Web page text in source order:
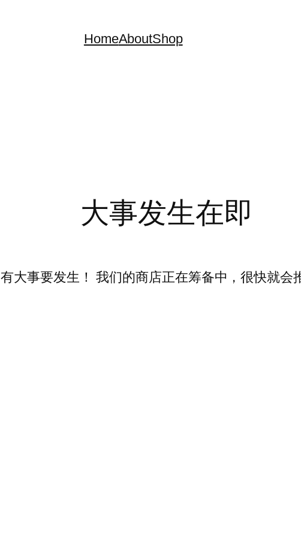
HomeAboutShop
大事发生在即
有大事要发生！ 我们的商店正在筹备中，很快就会